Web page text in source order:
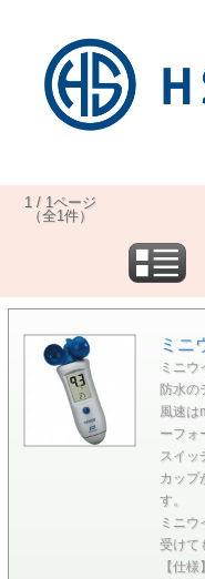
1 / 1ページ
（全1件）
ミニ
ミニウ
防水の
風速は
ーフォ
スイッ
カップ
す。
ミニ
受けて
【仕様】